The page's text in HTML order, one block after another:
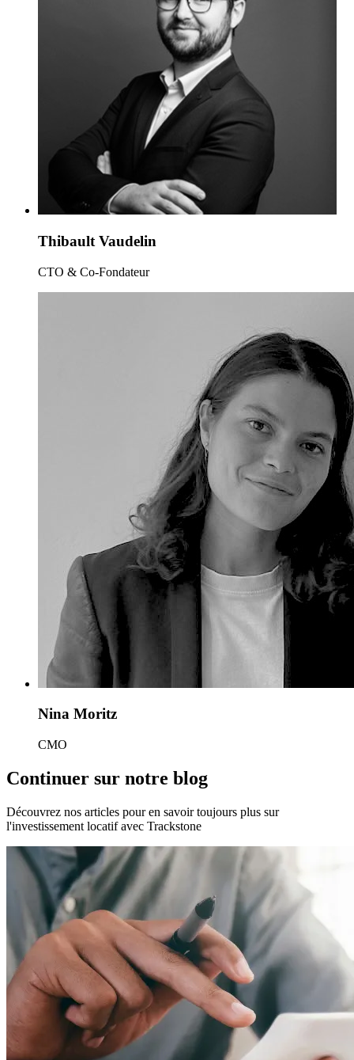
Thibault Vaudelin
CTO & Co-Fondateur
Nina Moritz
CMO
Continuer sur notre blog
Découvrez nos articles pour en savoir toujours plus sur
l'investissement locatif avec Trackstone